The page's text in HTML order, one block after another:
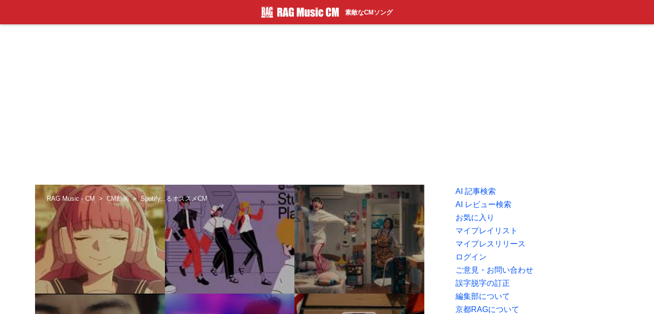
素敵なCMソング
RAG Music - CM CM動画 Spotify...るオススメCM
AI 記事検索
AI レビュー検索
お気に入り
マイプレイリスト
マイプレスリリース
ログイン
ご意見・お問い合わせ
誤字脱字の訂正
編集部について
京都RAGについて